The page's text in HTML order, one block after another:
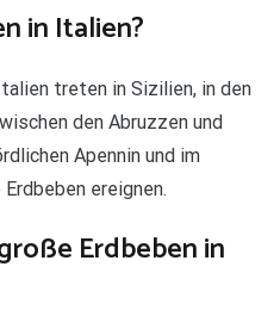
in Italien?
treten in Sizilien, in den
den Abruzzen und
Apennin und im
ereignen.
Erdbeben in